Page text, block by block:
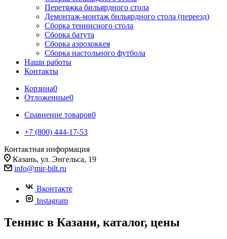
Перетяжка бильярдного стола
Демонтаж-монтаж бильярдного стола (переезд)
Сборка теннисного стола
Сборка батута
Сборка аэрохоккея
Сборка настольного футбола
Наши работы
Контакты
Корзина0
Отложенные0
Сравнение товаров0
+7 (800) 444-17-53
Контактная информация
Казань, ул. Энгельса, 19
info@mir-bilt.ru
Вконтакте
Instagram
Теннис в Казани, каталог, цены